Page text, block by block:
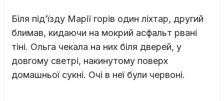
Біля під’їзду Марії горів один ліхтар, другий
блимав, кидаючи на мокрий асфальт рвані
тіні. Ольга чекала на них біля дверей, у
довгому светрі, накинутому поверх
домашньої сукні. Очі в неї були червоні.